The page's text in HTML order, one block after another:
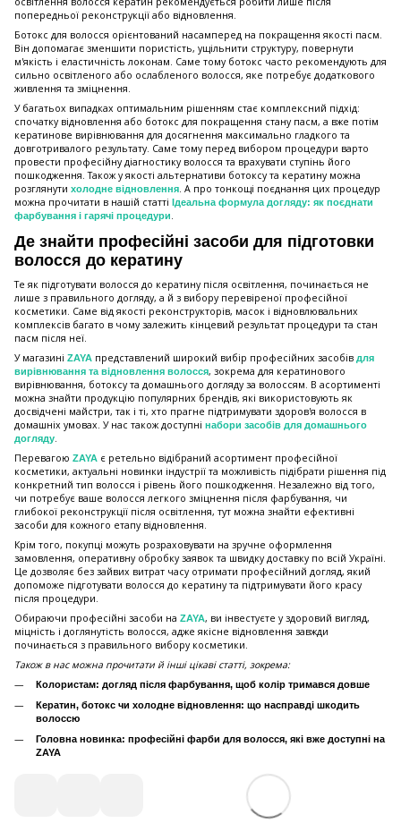
попередньої реконструкції або відновлення.
Ботокс для волосся орієнтований насамперед на покращення якості пасм.
Він допомагає зменшити пористість, ущільнити структуру, повернути
м'якість і еластичність локонам. Саме тому ботокс часто рекомендують для
сильно освітленого або ослабленого волосся, яке потребує додаткового
живлення та зміцнення.
У багатьох випадках оптимальним рішенням стає комплексний підхід:
спочатку відновлення або ботокс для покращення стану пасм, а вже потім
кератинове вирівнювання для досягнення максимально гладкого та
довготривалого результату. Саме тому перед вибором процедури варто
провести професійну діагностику волосся та врахувати ступінь його
пошкодження. Також у якості альтернативи ботоксу та кератину можна
розглянути холодне відновлення. А про тонкощі поєднання цих процедур
можна прочитати в нашій статті Ідеальна формула догляду: як поєднати
фарбування і гарячі процедури.
Де знайти професійні засоби для підготовки
волосся до кератину
Те як підготувати волосся до кератину після освітлення, починається не
лише з правильного догляду, а й з вибору перевіреної професійної
косметики. Саме від якості реконструкторів, масок і відновлювальних
комплексів багато в чому залежить кінцевий результат процедури та стан
пасм після неї.
У магазині ZAYA представлений широкий вибір професійних засобів для
вирівнювання та відновлення волосся, зокрема для кератинового
вирівнювання, ботоксу та домашнього догляду за волоссям. В асортименті
можна знайти продукцію популярних брендів, які використовують як
досвідчені майстри, так і ті, хто прагне підтримувати здоров'я волосся в
домашніх умовах. У нас також доступні набори засобів для домашнього
догляду
Перевагою ZAYA є ретельно відібраний асортимент професійної
косметики, актуальні новинки індустрії та можливість підібрати рішення під
конкретний тип волосся і рівень його пошкодження. Незалежно від того,
чи потребує ваше волосся легкого зміцнення після фарбування, чи
глибокої реконструкції після освітлення, тут можна знайти ефективні
засоби для кожного етапу відновлення.
Крім того, покупці можуть розраховувати на зручне оформлення
замовлення, оперативну обробку заявок та швидку доставку по всій Україні.
Це дозволяє без зайвих витрат часу отримати професійний догляд, який
допоможе підготувати волосся до кератину та підтримувати його красу
після процедури.
Обираючи професійні засоби на ZAYA, ви інвестуєте у здоровий вигляд,
міцність і доглянутість волосся, адже якісне відновлення завжди
починається з правильного вибору косметики.
Також в нас можна прочитати й інші цікаві статті, зокрема:
Колористам: догляд після фарбування, щоб колір тримався довше
Кератин, ботокс чи холодне відновлення: що насправді шкодить
волоссю
Головна новинка: професійні фарби для волосся, які вже доступні на
ZAYA